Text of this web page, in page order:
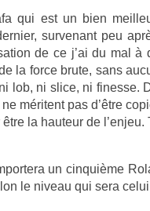
qui est un bien
sur­venant peu
de ce j’ai du mal
la force brute, sans
lob, ni slice, ni fin­es­se.
méritent pas d’être
la hauteur de
un cin­quiè­me
le niveau qui sera